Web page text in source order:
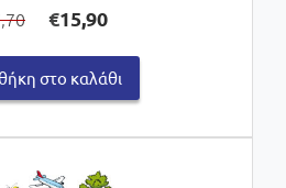
price
was:
€17,70.
€15,90τρέχουσα
τιμή
είναι:
€15,90.
στο καλάθι